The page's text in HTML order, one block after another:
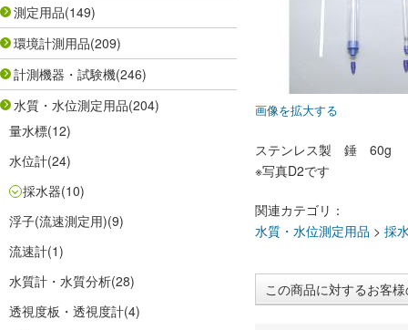
測定用品(149)
環境計測用品(209)
計測機器・試験機(246)
水質・水位測定用品(204)
量水標(12)
水位計(24)
採水器(10)
浮子(流速測定用)(9)
流速計(1)
水質計・水質分析(28)
透視度板・透視度計(4)
画像を拡大する
ステンレス製 錘 60g
※写真D2です
関連カテゴリ：
水質・水位測定用品 > 採
この商品に対するお客